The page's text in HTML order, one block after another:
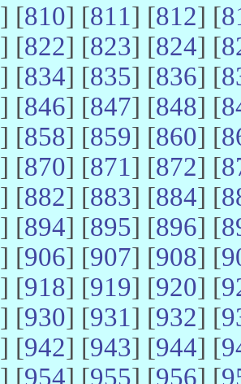
] [810] [811] [812] [
] [822] [823] [824] [
] [834] [835] [836] [
] [846] [847] [848] [
] [858] [859] [860] [
] [870] [871] [872] [
] [882] [883] [884] [
] [894] [895] [896] [
] [906] [907] [908] [
] [918] [919] [920] [
] [930] [931] [932] [
] [942] [943] [944] [
] [954] [955] [956] [